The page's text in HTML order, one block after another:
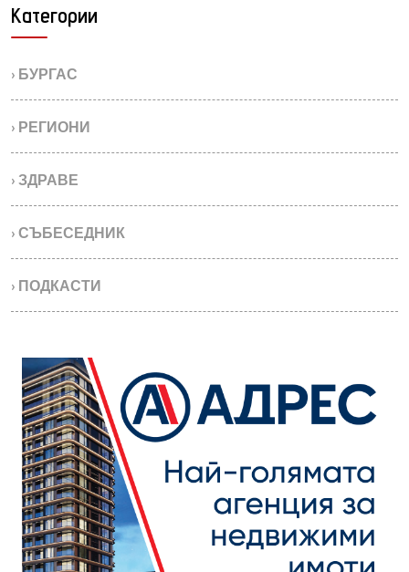
Категории
› БУРГАС
› РЕГИОНИ
› ЗДРАВЕ
› СЪБЕСЕДНИК
› ПОДКАСТИ